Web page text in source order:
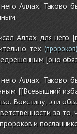
Аллах. Таково
Аллах для
тех(пророков)
[оно
Аллах. Таково
[[Всевышний
Воистину, эти
за
и